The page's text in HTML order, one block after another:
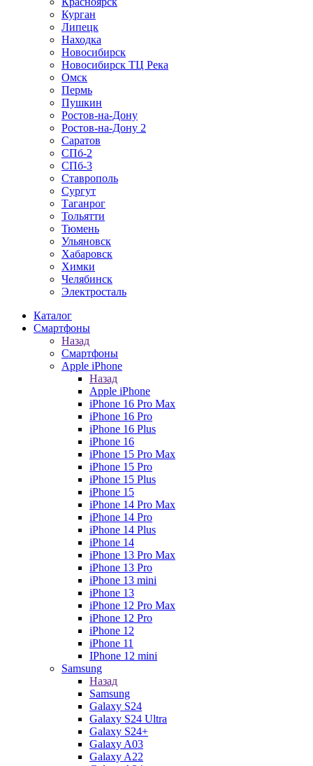
Курган
Липецк
Находка
Новосибирск
Новосибирск ТЦ Река
Омск
Пермь
Пушкин
Ростов-на-Дону
Ростов-на-Дону 2
Саратов
СПб-2
СПб-3
Ставрополь
Сургут
Таганрог
Тольятти
Тюмень
Ульяновск
Хабаровск
Химки
Челябинск
Электросталь
Каталог
Смартфоны
Назад
Смартфоны
Apple iPhone
Назад
Apple iPhone
iPhone 16 Pro Max
iPhone 16 Pro
iPhone 16 Plus
iPhone 16
iPhone 15 Pro Max
iPhone 15 Pro
iPhone 15 Plus
iPhone 15
iPhone 14 Pro Max
iPhone 14 Pro
iPhone 14 Plus
iPhone 14
iPhone 13 Pro Max
iPhone 13 Pro
iPhone 13 mini
iPhone 13
iPhone 12 Pro Max
iPhone 12 Pro
iPhone 12
iPhone 11
IPhone 12 mini
Samsung
Назад
Samsung
Galaxy S24
Galaxy S24 Ultra
Galaxy S24+
Galaxy A03
Galaxy A22